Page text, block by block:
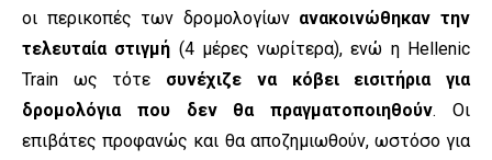
οι περικοπές των δρομολογίων ανακοινώθηκαν την
τελευταία στιγμή (4 μέρες νωρίτερα), ενώ η Hellenic
Train ως τότε συνέχιζε να κόβει εισιτήρια για
δρομολόγια που δεν θα πραγματοποιηθούν. Οι
επιβάτες προφανώς και θα αποζημιωθούν, ωστόσο για